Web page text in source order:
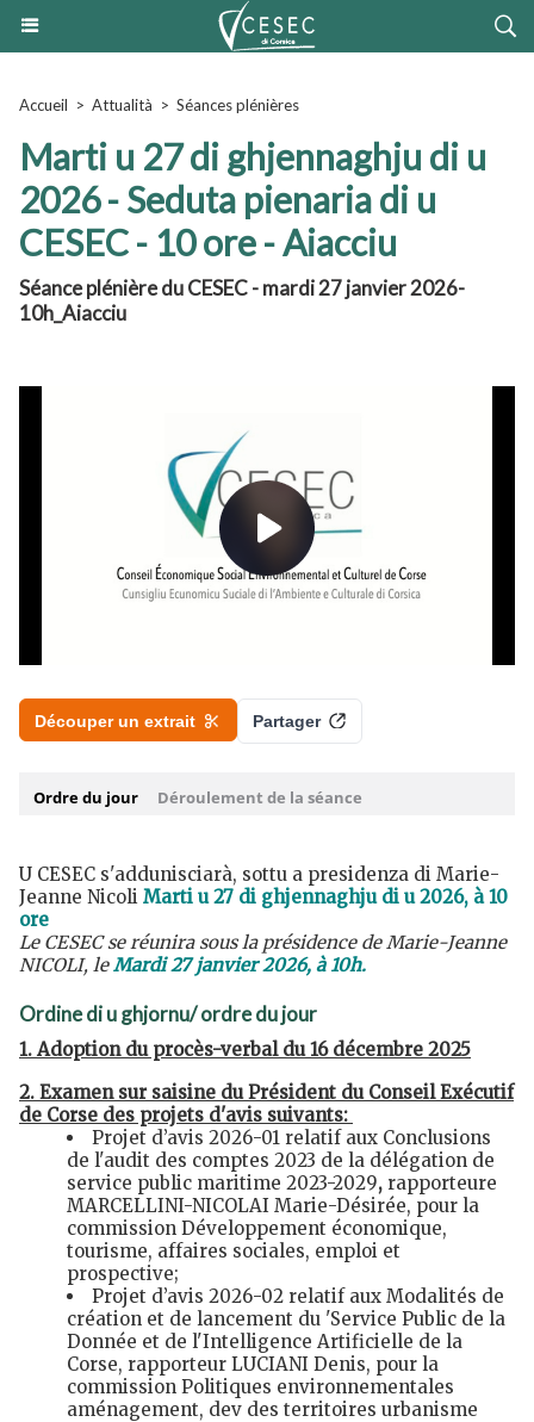
Accueil > Attualità > Séances plénières
Marti u 27 di ghjennaghju di u
2026 - Seduta pienaria di u
CESEC - 10 ore - Aiacciu
Séance plénière du CESEC - mardi 27 janvier 2026-
10h_Aiacciu
U CESEC s'addunisciarà, sottu a presidenza di Marie-
Jeanne Nicoli Marti u 27 di ghjennaghju di u 2026, à 10
ore
Le CESEC se réunira sous la présidence de Marie-Jeanne
NICOLI, leMardi 27 janvier 2026, à 10h.
Ordine di u ghjornu/ ordre du jour
Adoption du procès-verbal du 16 décembre 2025
2. Examen sur saisine du Président du Conseil Exécutif
de Corse des projets d'avis suivants:
Projet d’avis 2026-01 relatif aux Conclusions
de l'audit des comptes 2023 de la délégation de
service public maritime 2023-2029, rapporteure
MARCELLINI-NICOLAI Marie-Désirée, pour la
commission Développement économique,
tourisme, affaires sociales, emploi et
prospective;
Projet d’avis 2026-02 relatif aux Modalités de
création et de lancement du 'Service Public de la
Donnée et de l'Intelligence Artificielle de la
Corse, rapporteur LUCIANI Denis, pour la
commission Politiques environnementales
aménagement, dev des territoires urbanisme